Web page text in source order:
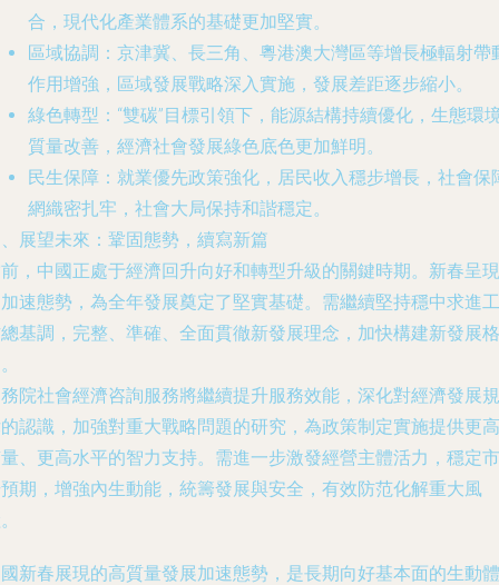
合，現代化產業體系的基礎更加堅實。
區域協調 ：京津冀、長三角、粵港澳大灣區等增長極輻射帶
作用增強，區域發展戰略深入實施，發展差距逐步縮小。
綠色轉型 ：“雙碳”目標引領下，能源結構持續優化，生態環
質量改善，經濟社會發展綠色底色更加鮮明。
民生保障 ：就業優先政策強化，居民收入穩步增長，社會保
網織密扎牢，社會大局保持和諧穩定。
展望未來：鞏固態勢，續寫新篇
，中國正處于經濟回升向好和轉型升級的關鍵時期。新春呈現
速態勢，為全年發展奠定了堅實基礎。需繼續堅持穩中求進工
基調，完整、準確、全面貫徹新發展理念，加快構建新發展格
院社會經濟咨詢服務將繼續提升服務效能，深化對經濟發展規
認識，加強對重大戰略問題的研究，為政策制定實施提供更高
、更高水平的智力支持。需進一步激發經營主體活力，穩定市
期，增強內生動能，統籌發展與安全，有效防范化解重大風
新春展現的高質量發展加速態勢，是長期向好基本面的生動體